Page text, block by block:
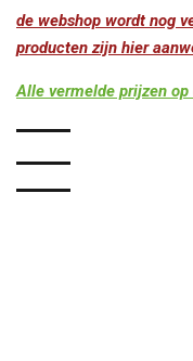
de webshop wordt nog
producten zijn hier
Alle vermelde prijzen